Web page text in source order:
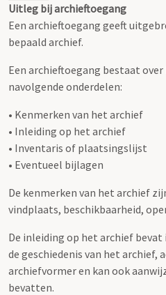
Uitleg bij archieftoegang
Een archieftoegang geeft
bepaald archief.
Een archieftoegang bestaat
navolgende onderdelen:
• Kenmerken van het archief
• Inleiding op het archief
• Inventaris of plaatsingslijst
• Eventueel bijlagen
De kenmerken van het archief
vindplaats, beschikbaarheid,
De inleiding op het archief
de geschiedenis van het archief,
archiefvormer en kan ook
bevatten.